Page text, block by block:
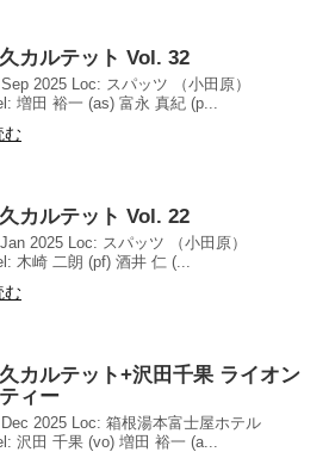
カルテット Vol. 32
2025 Loc: スパッツ （小田原）
増田 裕一 (as) 富永 真紀 (p...
む
カルテット Vol. 22
2025 Loc: スパッツ （小田原）
木崎 二朗 (pf) 酒井 仁 (...
む
カルテット+沢田千果 ライオン
ィー
2025 Loc: 箱根湯本富士屋ホテル
沢田 千果 (vo) 増田 裕一 (a...